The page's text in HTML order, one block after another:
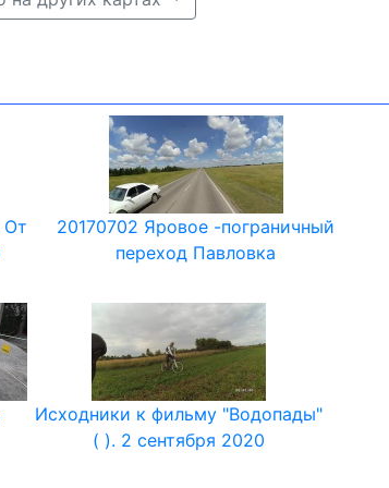
От
20170702 Яровое -пограничный
переход Павловка
Исходники к фильму "Водопады"
( ). 2 сентября 2020